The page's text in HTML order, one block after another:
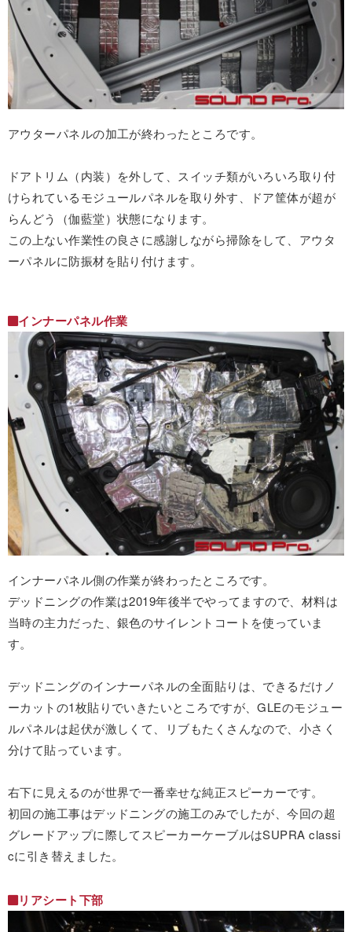
アウターパネルの加工が終わったところです。
ドアトリム（内装）を外して、スイッチ類がいろいろ取り付
けられているモジュールパネルを取り外す、ドア筐体が超が
らんどう（伽藍堂）状態になります。
この上ない作業性の良さに感謝しながら掃除をして、アウタ
ーパネルに防振材を貼り付けます。
インナーパネル作業
インナーパネル側の作業が終わったところです。
デッドニングの作業は2019年後半でやってますので、材料は
当時の主力だった、銀色のサイレントコートを使っていま
す。
デッドニングのインナーパネルの全面貼りは、できるだけノ
ーカットの1枚貼りでいきたいところですが、GLEのモジュー
ルパネルは起伏が激しくて、リブもたくさんなので、小さく
分けて貼っています。
右下に見えるのが世界で一番幸せな純正スピーカーです。
初回の施工事はデッドニングの施工のみでしたが、今回の超
グレードアップに際してスピーカーケーブルはSUPRA classi
cに引き替えました。
リアシート下部